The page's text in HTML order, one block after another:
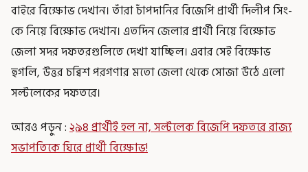
বাইরে বিক্ষোভ দেখান। তাঁরা চাঁপদানির বিজেপি প্রার্থী দিলীপ সিং-
কে নিয়ে বিক্ষোভ দেখান। এতদিন জেলার প্রার্থী নিয়ে বিক্ষোভ
জেলা সদর দফতরগুলিতে দেখা যাচ্ছিল। এবার সেই বিক্ষোভ
হুগলি, উত্তর চব্বিশ পরগণার মতো জেলা থেকে সোজা উঠে এলো
সল্টলেকের দফতরে।
আরও পড়ুন :২৯৪ প্রার্থীই হল না, সল্টলেক বিজেপি দফতরে রাজ্য
সভাপতিকে ঘিরে প্রার্থী বিক্ষোভ!